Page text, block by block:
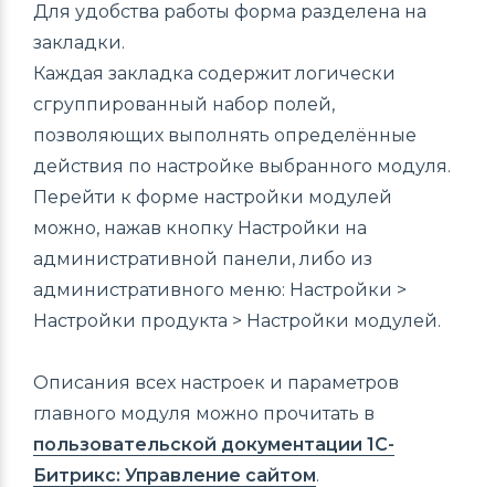
Для удобства работы форма разделена на
закладки.
Каждая закладка содержит логически
сгруппированный набор полей,
позволяющих выполнять определённые
действия по настройке выбранного модуля.
Перейти к форме настройки модулей
можно, нажав кнопку Настройки на
административной панели, либо из
административного меню: Настройки >
Настройки продукта > Настройки модулей.
Описания всех настроек и параметров
главного модуля можно прочитать в
пользовательской документации 1С-
Битрикс: Управление сайтом.